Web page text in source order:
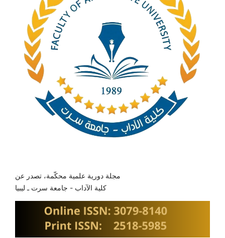
مجلة دورية علمية محكّمة، تصدر عن
كلية الآداب - جامعة سرت ـ ليبيا